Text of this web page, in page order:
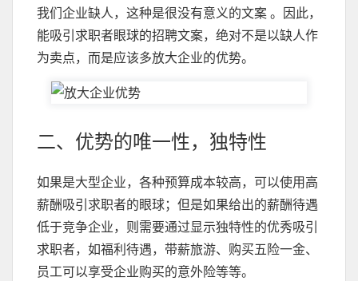
我们企业缺人，这种是很没有意义的文案 。因此，
能吸引求职者眼球的招聘文案，绝对不是以缺人作
为卖点，而是应该多放大企业的优势。
二、优势的唯一性，独特性
如果是大型企业，各种预算成本较高，可以使用高
薪酬吸引求职者的眼球；但是如果给出的薪酬待遇
低于竞争企业，则需要通过显示独特性的优秀吸引
求职者，如福利待遇，带薪旅游、购买五险一金、
员工可以享受企业购买的意外险等等。